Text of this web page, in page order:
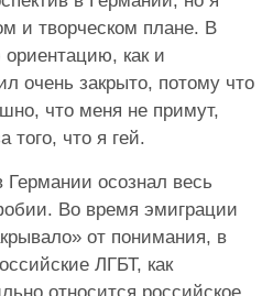
и творческом плане. В
как и
очень закрыто, потому что
что меня не примут,
того, что я гей.
Германии осознал весь
Во время эмиграции
от понимания, в
ЛГБТ, как